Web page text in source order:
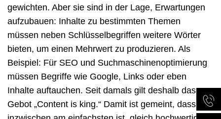
gewichten. Aber sie sind in der Lage, Erwartungen
aufzubauen: Inhalte zu bestimmten Themen
müssen neben Schlüsselbegriffen weitere Wörter
bieten, um einen Mehrwert zu produzieren. Als
Beispiel: Für SEO und Suchmaschinenoptimierung
müssen Begriffe wie Google, Links oder eben
Inhalte auftauchen. Seit damals gilt deshalb das
Gebot „Content is king.“ Damit ist gemeint, dass es